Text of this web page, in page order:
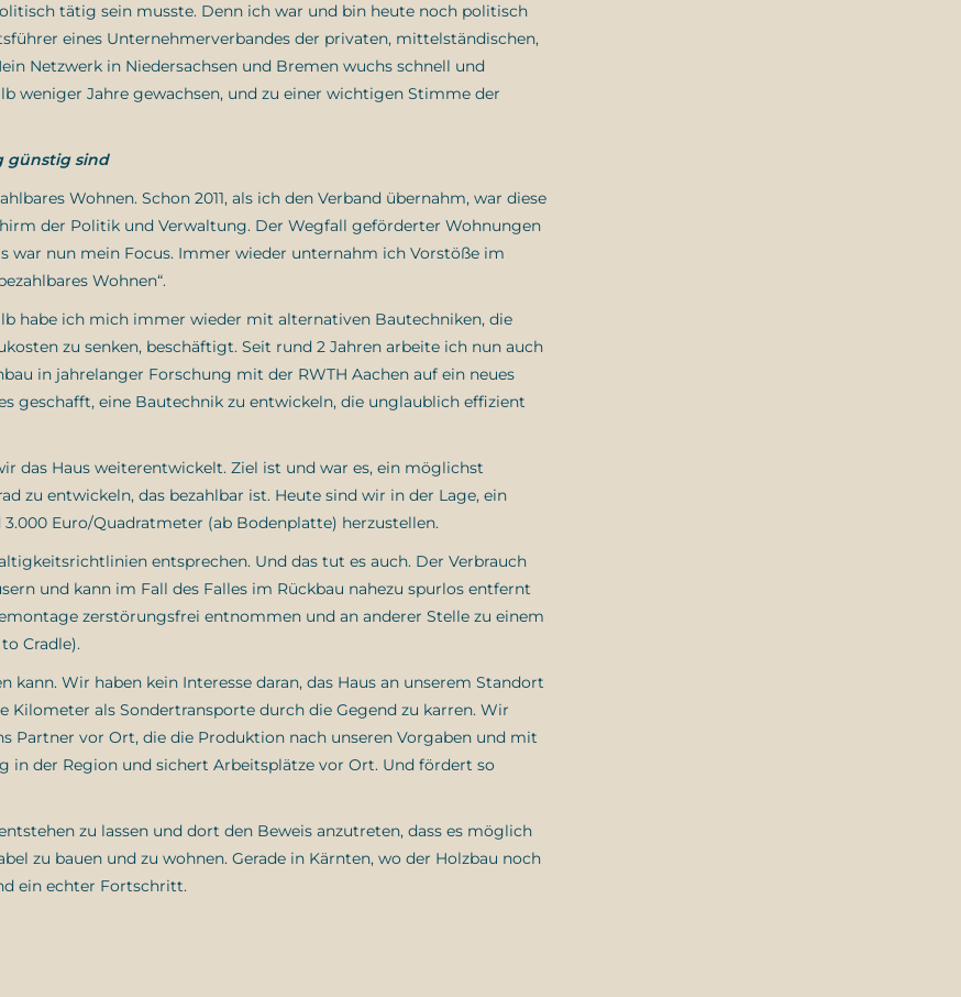
tätig sein musste. Denn ich war und bin heute noch politisch
eines Unternehmerverbandes der privaten, mittelständischen,
Netzwerk in Niedersachsen und Bremen wuchs schnell und
weniger Jahre gewachsen, und zu einer wichtigen Stimme der
günstig sind
Wohnen. Schon 2011, als ich den Verband übernahm, war diese
der Politik und Verwaltung. Der Wegfall geförderter Wohnungen
war nun mein Focus. Immer wieder unternahm ich Vorstöße im
Wohnen“.
habe ich mich immer wieder mit alternativen Bautechniken, die
zu senken, beschäftigt. Seit rund 2 Jahren arbeite ich nun auch
in jahrelanger Forschung mit der RWTH Aachen auf ein neues
geschafft, eine Bautechnik zu entwickeln, die unglaublich effizient
das Haus weiterentwickelt. Ziel ist und war es, ein möglichst
zu entwickeln, das bezahlbar ist. Heute sind wir in der Lage, ein
Euro/Quadratmeter (ab Bodenplatte) herzustellen.
entsprechen. Und das tut es auch. Der Verbrauch
und kann im Fall des Falles im Rückbau nahezu spurlos entfernt
zerstörungsfrei entnommen und an anderer Stelle zu einem
Cradle).
Wir haben kein Interesse daran, das Haus an unserem Standort
Kilometer als Sondertransporte durch die Gegend zu karren. Wir
Partner vor Ort, die die Produktion nach unseren Vorgaben und mit
in der Region und sichert Arbeitsplätze vor Ort. Und fördert so
zu lassen und dort den Beweis anzutreten, dass es möglich
zu bauen und zu wohnen. Gerade in Kärnten, wo der Holzbau noch
ein echter Fortschritt.